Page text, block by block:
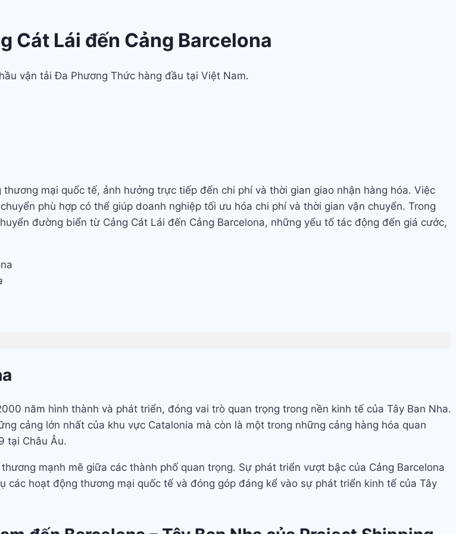
Cát Lái đến Cảng Barcelona
vận tải Đa Phương Thức hàng đầu tại Việt Nam.
mại quốc tế, ảnh hưởng trực tiếp đến chi phí và thời gian giao nhận hàng hóa. Việc
phù hợp có thể giúp doanh nghiệp tối ưu hóa chi phí và thời gian vận chuyển. Trong
đường biển từ Cảng Cát Lái đến Cảng Barcelona, những yếu tố tác động đến giá cước,
năm hình thành và phát triển, đóng vai trò quan trọng trong nền kinh tế của Tây Ban Nha.
cảng lớn nhất của khu vực Catalonia mà còn là một trong những cảng hàng hóa quan
tại Châu Âu.
mạnh mẽ giữa các thành phố quan trọng. Sự phát triển vượt bậc của Cảng Barcelona
hoạt động thương mại quốc tế và đóng góp đáng kể vào sự phát triển kinh tế của Tây